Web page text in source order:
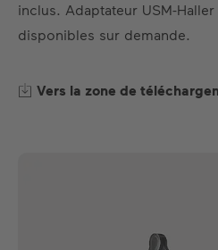
inclus. Adaptateur USM-
disponibles sur demande.
Vers la zone de